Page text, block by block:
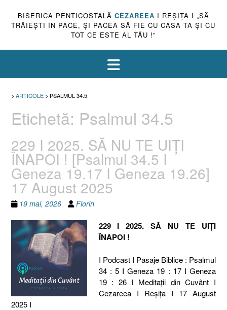
BISERICA PENTICOSTALĂ CEZAREEA I REŞIŢA I „SĂ
TRĂIEŞTI ÎN PACE, ŞI PACEA SĂ FIE CU CASA TA ŞI CU
TOT CE ESTE AL TĂU !”
> ARTICOLE > PSALMUL 34.5
Etichetă: Psalmul 34.5
229 I 2025. SĂ NU TE UIȚI
ÎNAPOI ! [Psalmul 34.5 I
Geneza 19.17 I Geneza 19.26]
17 August 2025
19 mai, 2026 Florin
229 I 2025. SĂ NU TE UIȚI
ÎNAPOI !
I Podcast I Pasaje Biblice : Psalmul
34 : 5 I Geneza 19 : 17 I Geneza
19 : 26 I Meditaţii din Cuvânt I
Cezareea I Reşiţa I 17 August
2025 I